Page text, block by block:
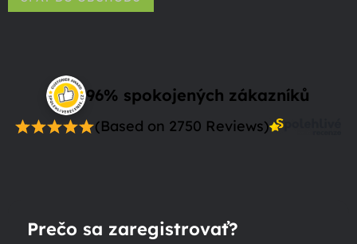
96% spokojených zákazníků
(Based on 2750 Reviews)
Prečo sa zaregistrovať?